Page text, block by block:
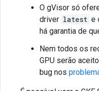
O gVisor só
driver latest e
há garantia de
Nem todos os
GPU serão
bug nos